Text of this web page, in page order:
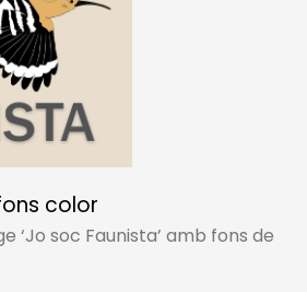
color
‘Jo soc Faunista’ amb fons de